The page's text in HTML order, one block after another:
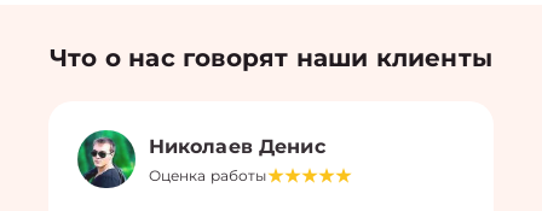
Что о нас говорят наши клиенты
Николаев Денис
Оценка работы